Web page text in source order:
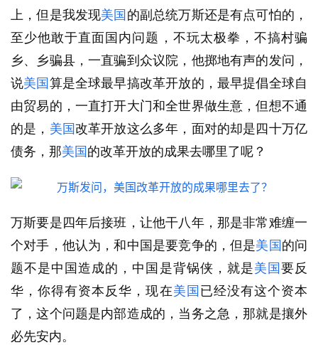
上，但是我发现美国 的副总统万斯还是有点可怕的，
至少他敢于直面国内问题，不玩太极拳，不搞村骗
乡、乡骗县，一直骗到众议院，他掷地有声的发问，
说美国 算是全球最早搞改革开放的，最早提倡全球自
由贸易的，一直打开大门和全世界做生意，但想不通
的是， 美国改革开放这么多年，面对的却是四十万亿
债务，那美国 的改革开放的成果去哪里了呢？
万斯要是四年后接班，让他干八年，那是非常难缠一
个对手，他认为，和中国是要竞争的，但是美国 的问
题不是中国造成的，中国是背锅侠，就是美国 要反
华，你得有资本反华，现在美国 已经没有这个资本
了，这个问题是内部造成的，当务之急，那就是攘外
必先安内。